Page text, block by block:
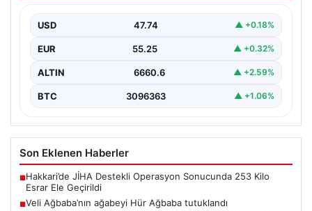
USD 47.74 ▲ +0.18%
EUR 55.25 ▲ +0.32%
ALTIN 6660.6 ▲ +2.59%
BTC 3096363 ▲ +1.06%
Son Eklenen Haberler
■Hakkari’de JİHA Destekli Operasyon Sonucunda 253 Kilo
Esrar Ele Geçirildi
■Veli Ağbaba’nın ağabeyi Hür Ağbaba tutuklandı